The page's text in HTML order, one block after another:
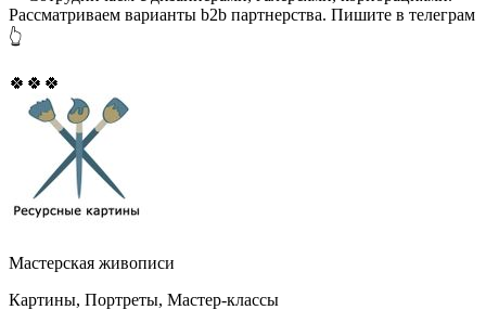
Рассматриваем варианты b2b партнерства. Пишите в телеграм
👆
🍀🍀🍀
Мастерская живописи
Картины, Портреты, Мастер-классы